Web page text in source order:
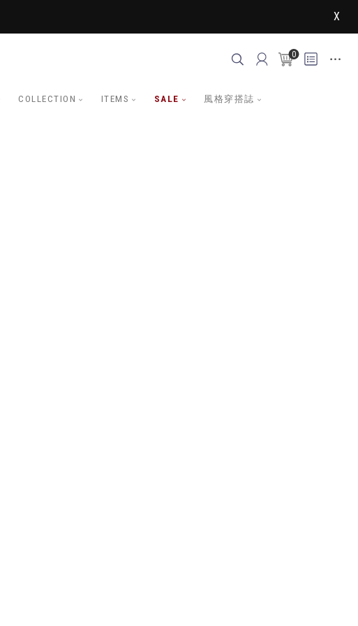
X
0
COLLECTION ITEMS SALE 風格穿搭誌